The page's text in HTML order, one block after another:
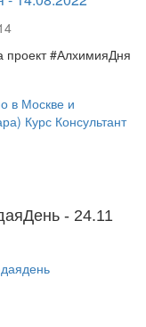
проект #АлхимияДня
в Москве и
Курс Консультант
- 24.11